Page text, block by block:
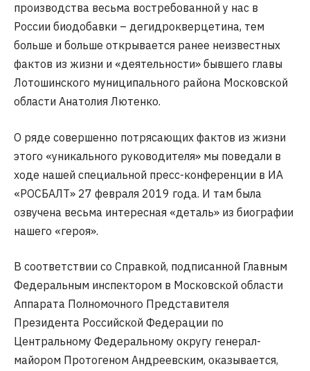
производства весьма востребованной у нас в
России биодобавки – дегидрокверцетина, тем
больше и больше открывается ранее неизвестных
фактов из жизни и «деятельности» бывшего главы
Лотошинского муниципального района Московской
области Анатолия Лютенко.
О ряде совершенно потрясающих фактов из жизни
этого «уникального руководителя» мы поведали в
ходе нашей специальной пресс-конференции в ИА
«РОСБАЛТ» 27 февраля 2019 года. И там была
озвучена весьма интересная «деталь» из биографии
нашего «героя».
В соответствии со Справкой, подписанной Главным
Федеральным инспектором в Московской области
Аппарата Полномочного Представителя
Президента Российской Федерации по
Центральному Федеральному округу генерал-
майором Протогеном Андреевским, оказывается,